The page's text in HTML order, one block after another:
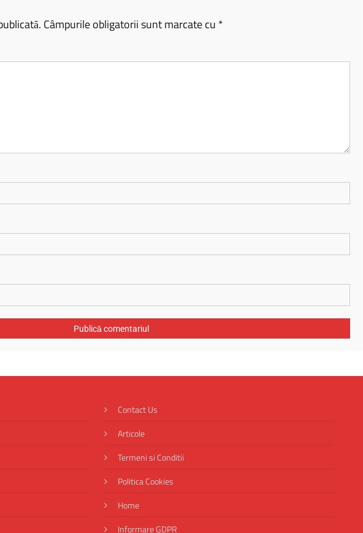
Câmpurile obligatorii sunt marcate cu *
Contact Us
Articole
Termeni si Conditii
Politica Cookies
Home
Informare GDPR